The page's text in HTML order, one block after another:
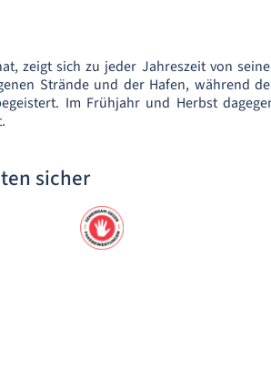
zeigt sich zu jeder Jahreszeit von
Strände und der Hafen, während
Im Frühjahr und Herbst
sicher